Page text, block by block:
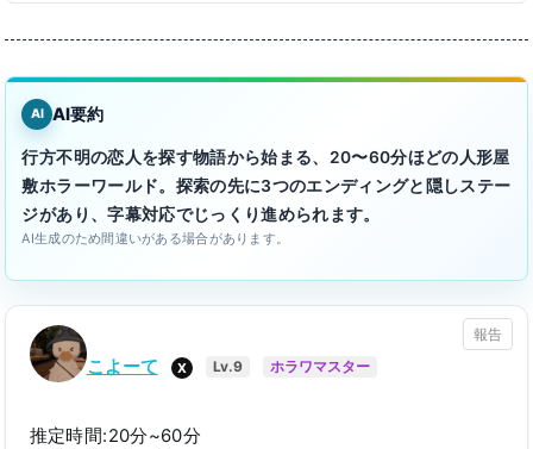
AI AI要約
行方不明の恋人を探す物語から始まる、20〜60分ほどの人形屋
敷ホラーワールド。探索の先に3つのエンディングと隠しステー
ジがあり、字幕対応でじっくり進められます。
AI生成のため間違いがある場合があります。
報告
こよーて X Lv.9 ホラワマスター
推定時間:20分~60分